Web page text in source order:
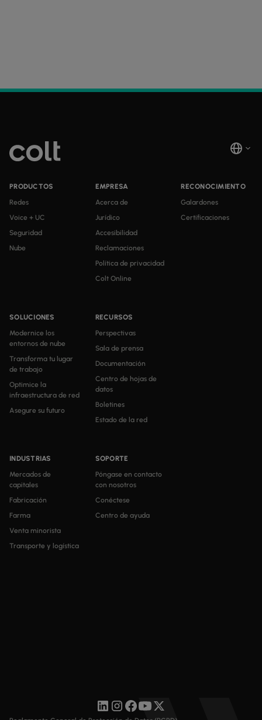
PRODUCTOS
Redes
Voice + UC
Seguridad
Nube
SOLUCIONES
Modernice los
entornos de nube
Transforma tu lugar
de trabajo
Optimice la
infraestructura de red
Asegure su futuro
INDUSTRIAS
Mercados de
capitales
Fabricación
Farma
Venta minorista
Transporte y logística
RECURSOS
Perspectivas
Sala de prensa
Documentación
Centro de hojas de
datos
Boletines
Estado de la red
EMPRESA
Acerca de
Jurídico
Accesibilidad
Reclamaciones
Política de privacidad
Colt Online
SOPORTE
Póngase en contacto
con nosotros
Conéctese
Centro de ayuda
RECONOCIMIENTO
Galardones
Certificaciones